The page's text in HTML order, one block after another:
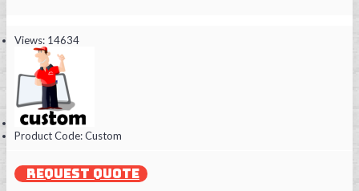
Views: 14634
Product Code:Custom
REQUEST QUOTE